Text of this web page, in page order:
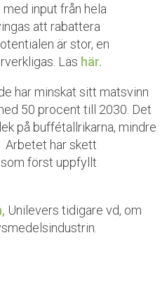
input från hela
att rabattera
är stor, en
Läs här.
har minskat sitt matsvinn
50 procent till 2030. Det
på buffétallrikarna, mindre
Arbetet har skett
först uppfyllt
Unilevers tidigare vd, om